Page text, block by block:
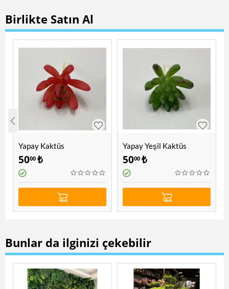
Birlikte Satın Al
Yapay Kaktüs
5000 ₺
Yapay Yeşil Kaktüs
5000 ₺
Bunlar da ilginizi çekebilir